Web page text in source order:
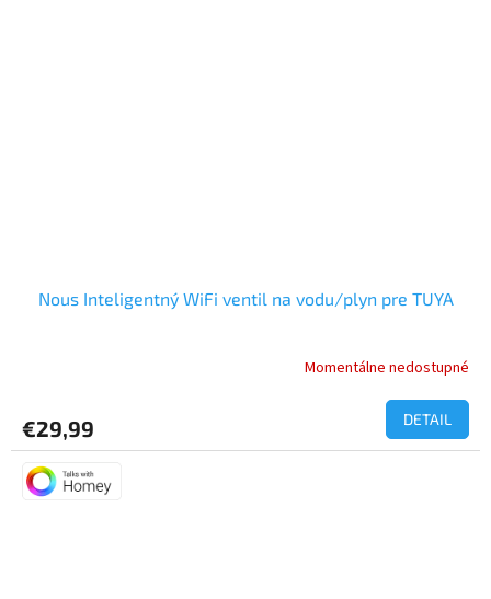
Nous Inteligentný WiFi ventil na vodu/plyn pre TUYA
je
5,0
z
5
Momentálne nedostupné
€29,99 DETAIL